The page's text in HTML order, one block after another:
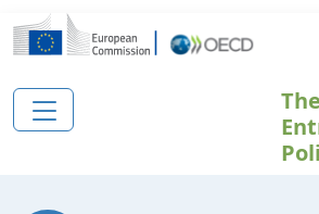
Παράκαμψη προς το κυρίως